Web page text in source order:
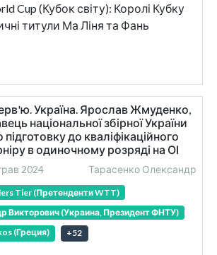
Cup (Кубок світу): Королі Кубку
титули Ма Ліня та Фань
Україна. Ярослав Жмуденко,
національної збірної України
підготовку до кваліфікаційного
в одиночному розряді на ОІ
2024 Тарасенко Олександр
Tier (Претенденти WTT)
Викторович (Украина, Президент ФНТУ)
(Греция)
+52